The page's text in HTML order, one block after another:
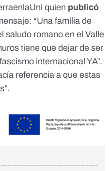
quien publicó
“Una familia de
saludo romano en el Valle
tiene que dejar de ser
internacional YA”.
referencia a que estas